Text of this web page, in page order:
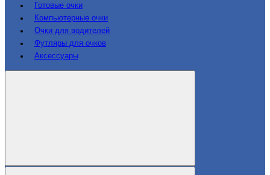
Готовые очки
Компьютерные очки
Очки для водителей
Футляры для очков
Аксессуары